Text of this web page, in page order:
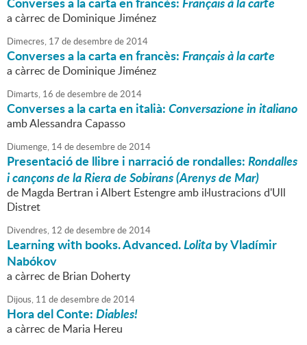
a càrrec de Dominique Jiménez
Dimecres, 17 dedesembrede2014
Converses a la carta en francès:Français à la carte
a càrrec de Dominique Jiménez
Dimarts, 16 dedesembrede2014
Converses a la carta en italià:Conversazione in italiano
amb Alessandra Capasso
Diumenge, 14dedesembrede2014
Presentació de llibre i narració de rondalles:Rondalles
i cançons de la Riera de Sobirans (Arenys de Mar)
de Magda Bertran i Albert Estengre amb il·lustracions d'Ull
Distret
Divendres, 12 dedesembrede2014
Learning with books. Advanced.Lolitaby Vladímir
Nabókov
a càrrec de Brian Doherty
Dijous, 11 dedesembrede2014
Hora del Conte:Diables!
a càrrec de Maria Hereu